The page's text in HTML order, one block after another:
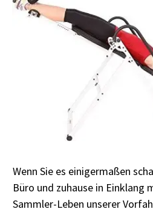
Wenn Sie es einigermaßen
Büro und zuhause in Einklang
Sammler-Leben unserer